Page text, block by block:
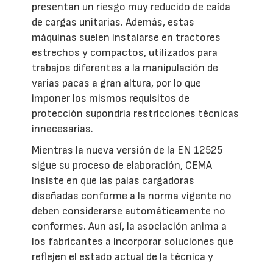
presentan un riesgo muy reducido de caída
de cargas unitarias. Además, estas
máquinas suelen instalarse en tractores
estrechos y compactos, utilizados para
trabajos diferentes a la manipulación de
varias pacas a gran altura, por lo que
imponer los mismos requisitos de
protección supondría restricciones técnicas
innecesarias.
Mientras la nueva versión de la EN 12525
sigue su proceso de elaboración, CEMA
insiste en que las palas cargadoras
diseñadas conforme a la norma vigente no
deben considerarse automáticamente no
conformes. Aun así, la asociación anima a
los fabricantes a incorporar soluciones que
reflejen el estado actual de la técnica y